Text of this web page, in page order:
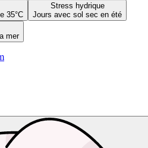
35°C
Stress hydrique
Jours avec sol sec en été
mer